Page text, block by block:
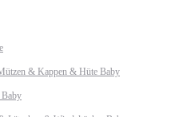
& Kappen & Hüte Baby
Baby